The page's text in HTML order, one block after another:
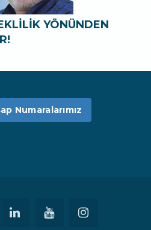
YÖNÜNDEN
Numaralarımız